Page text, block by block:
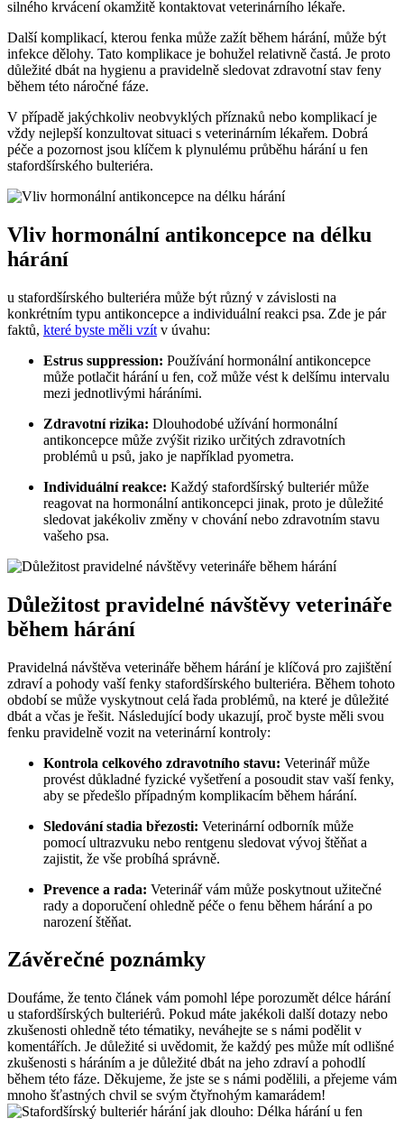
silného krvácení okamžitě kontaktovat veterinárního lékaře.
Další komplikací, kterou fenka může zažít během hárání, může být
infekce dělohy. Tato komplikace je bohužel relativně častá. Je proto
důležité dbát na hygienu a pravidelně sledovat zdravotní stav feny
během této náročné fáze.
V případě jakýchkoliv neobvyklých příznaků nebo komplikací je
vždy nejlepší konzultovat situaci s veterinárním lékařem. Dobrá
péče a pozornost jsou klíčem k plynulému průběhu hárání u fen
stafordšírského bulteriéra.
Vliv hormonální antikoncepce na délku
hárání
u stafordšírského bulteriéra může být různý v závislosti na
konkrétním typu antikoncepce a individuální reakci psa. Zde je pár
faktů, které byste měli vzít v úvahu:
Estrus suppression: Používání hormonální antikoncepce
může potlačit hárání u fen, což může vést k delšímu intervalu
mezi jednotlivými háráními.
Zdravotní rizika: Dlouhodobé užívání hormonální
antikoncepce může zvýšit riziko určitých zdravotních
problémů u psů, jako je například pyometra.
Individuální reakce: Každý stafordšírský bulteriér může
reagovat na hormonální antikoncepci jinak, proto je důležité
sledovat jakékoliv změny v chování nebo zdravotním stavu
vašeho psa.
Důležitost pravidelné návštěvy veterináře
během hárání
Pravidelná návštěva veterináře během hárání je klíčová pro zajištění
zdraví a pohody vaší fenky stafordšírského bulteriéra. Během tohoto
období se může vyskytnout celá řada problémů, na které je důležité
dbát a včas je řešit. Následující body ukazují, proč byste měli svou
fenku pravidelně vozit na veterinární kontroly:
Kontrola celkového zdravotního stavu: Veterinář může
provést důkladné fyzické vyšetření a posoudit stav vaší fenky,
aby se předešlo případným komplikacím během hárání.
Sledování stadia březosti: Veterinární odborník může
pomocí ultrazvuku nebo rentgenu sledovat vývoj štěňat a
zajistit, že vše probíhá správně.
Prevence a rada: Veterinář vám může poskytnout užitečné
rady a doporučení ohledně péče o fenu během hárání a po
narození štěňat.
Závěrečné poznámky
Doufáme, že tento článek vám pomohl lépe porozumět délce hárání
u stafordšírských bulteriérů. Pokud máte jakékoli další dotazy nebo
zkušenosti ohledně této tématiky, neváhejte se s námi podělit v
komentářích. Je důležité si uvědomit, že každý pes může mít odlišné
zkušenosti s háráním a je důležité dbát na jeho zdraví a pohodlí
během této fáze. Děkujeme, že jste se s námi podělili, a přejeme vám
mnoho šťastných chvil se svým čtyřnohým kamarádem!